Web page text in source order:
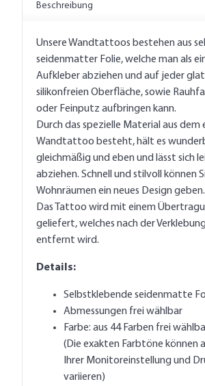
Beschreibung
Unsere Wandtattoos bestehen aus
seidenmatter Folie, welche man als
Aufkleber abziehen und auf jeder
silikonfreien Oberfläche, sowie
oder Feinputz aufbringen kann.
Durch das spezielle Material aus dem
Wandtattoo besteht, hält es
gleichmäßig und eben und lässt sich
abziehen. Schnell und stilvoll können
Wohnräumen ein neues Design geben.
Das Tattoo wird mit einem
geliefert, welches nach der
entfernt wird.
Details:
Selbstklebende seidenmatte
Abmessungen frei wählbar
Farbe: aus 44 Farben frei
(Die exakten Farbtöne können
Ihrer Monitoreinstellung und
variieren)